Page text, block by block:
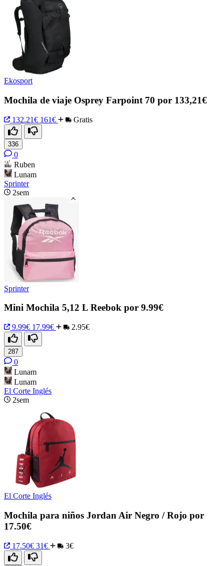
Ekosport
Mochila de viaje Osprey Farpoint 70 por 133,21€
132.21€ 161€ Gratis
336
0
Ruben
Lunam
Sprinter
2sem
Sprinter
Mini Mochila 5,12 L Reebok por 9.99€
9.99€ 17.99€ 2.95€
287
0
Lunam
Lunam
El Corte Inglés
2sem
El Corte Inglés
Mochila para niños Jordan Air Negro / Rojo por
17.50€
17.50€ 31€ 3€